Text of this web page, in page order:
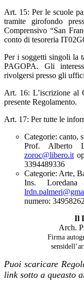
Art. 15: Per le scuole
tramite girofondo
Comprensivo “San
conto di tesoreria
Per i soggetti singoli la
PAGOPA. Gli
rivolgersi presso gli
Art. 16: L’iscrizione al
presente Regolamento.
Art. 17: Per tutte le
Categorie: canto,
Prof. Alberto
zoroc@libero.it
3394489336
Categorie: Arte,
Ins. Loredana
numero:
Il
Arch.
Firma
Puoi scaricare
link sotto a queasto